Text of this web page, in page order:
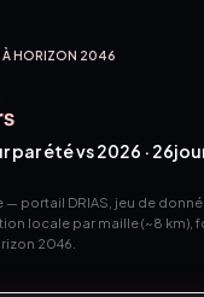
À HORIZON 2046
été vs 2026 · 26
— portail DRIAS, jeu de
locale par maille (~8 km),
2046.